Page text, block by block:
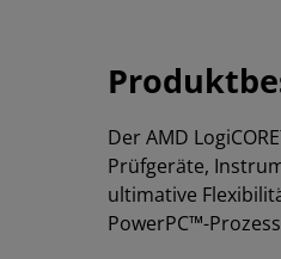
Der AMD
Prüfgeräte,
ultimative
PowerPC™-